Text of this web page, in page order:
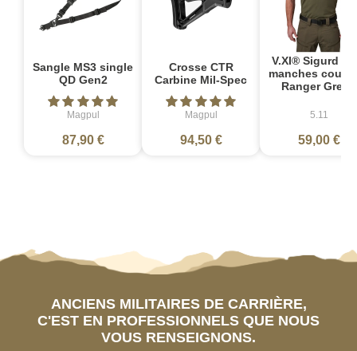
Sangle MS3 single
QD Gen2
Magpul
87,90 €
Crosse CTR
Carbine Mil-Spec
Magpul
94,50 €
V.XI® Sigurd
manches
Ranger Green
5.11
59,00 €
ANCIENS MILITAIRES DE CARRIÈRE,
C'EST EN PROFESSIONNELS QUE NOUS
VOUS RENSEIGNONS.